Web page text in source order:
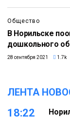
Общество
В Норильске
дошкольного
28 сентября 2021 1.7k
ЛЕНТА
18:22